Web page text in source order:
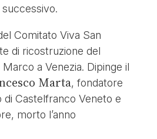
successivo.
Comitato Viva San
di ricostruzione del
a Venezia. Dipinge il
Marta, fondatore
di Castelfranco Veneto e
morto l’anno